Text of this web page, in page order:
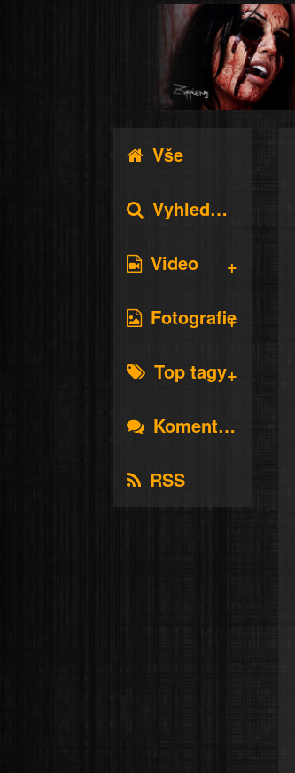
Vše
Vyhledávání
Video
Fotografie
Top tagy
Komentáře
RSS